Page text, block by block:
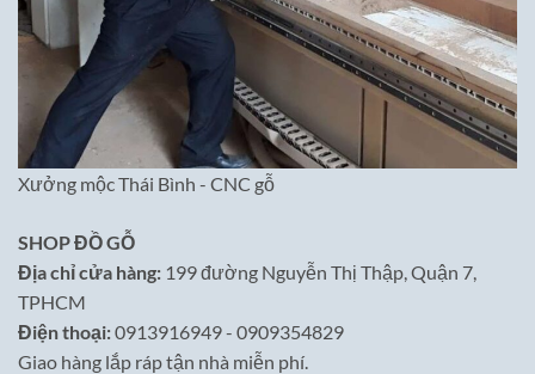
Xưởng mộc Thái Bình - CNC gỗ
SHOP ĐỒ GỖ
Địa chỉ cửa hàng: 199 đường Nguyễn Thị Thập, Quận 7,
TPHCM
Điện thoại:0913916949 - 0909354829
Giao hàng lắp ráp tận nhà miễn phí.